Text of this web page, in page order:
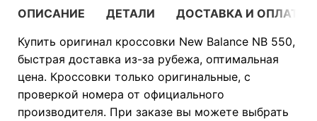
ОПИСАНИЕ ДЕТАЛИ
ДОСТАВКА И ОПЛАТА
Купить оригинал кроссовки New Balance NB 550,
быстрая доставка из-за рубежа, оптимальная
цена. Кроссовки только оригинальные, с
проверкой номера от официального
производителя. При заказе вы можете выбрать